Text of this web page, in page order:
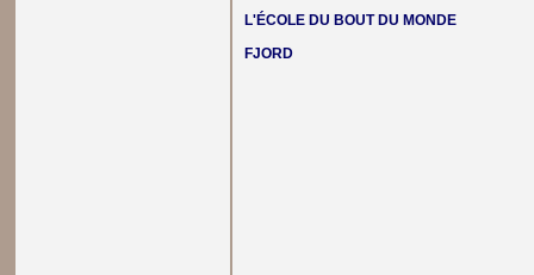
L'ÉCOLE DU BOUT DU MONDE
FJORD